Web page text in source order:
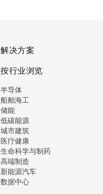
解决方案
按行业浏览
半导体
船舶海工
储能
低碳能源
城市建筑
医疗健康
生命科学与制药
高端制造
新能源汽车
数据中心